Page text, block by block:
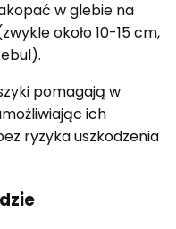
w glebie na
około 10-15 cm,
pomagają w
ich
ryzyka uszkodzenia